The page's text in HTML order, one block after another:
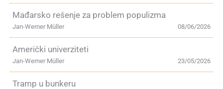
Mađarsko rešenje za problem populizma
08/06/2026
Jan-Werner Müller
Američki univerziteti
23/05/2026
Jan-Werner Müller
Tramp u bunkeru